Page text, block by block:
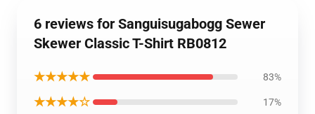
6 reviews for Sanguisugabogg Sewer
Skewer Classic T-Shirt RB0812
★★★★★ 83%
★★★★☆ 17%